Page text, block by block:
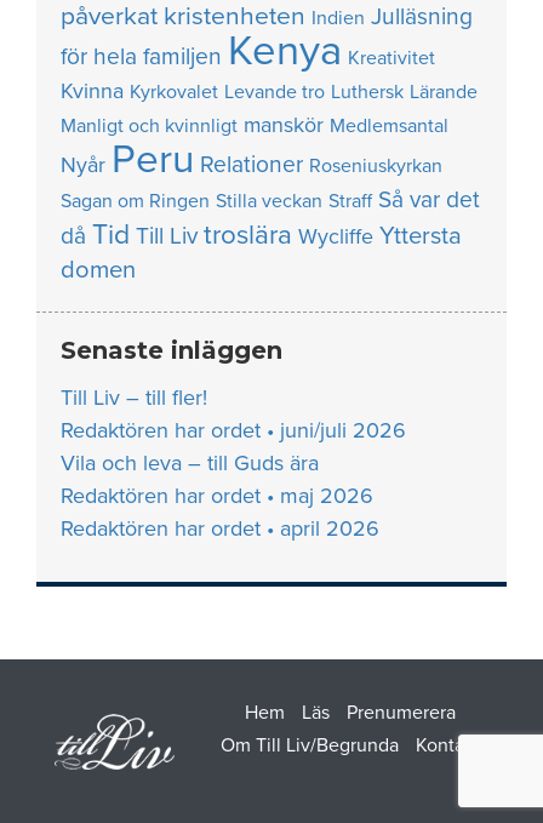
påverkat kristenheten Indien Julläsning
för hela familjen Kenya Kreativitet
Kvinna Kyrkovalet Levande tro Luthersk Lärande
Manligt och kvinnligt manskör Medlemsantal
Nyår Peru Relationer Roseniuskyrkan
Sagan om Ringen Stilla veckan Straff Så var det
då Tid Till Liv troslära Wycliffe Yttersta
domen
Senaste inläggen
Till Liv – till fler!
Redaktören har ordet • juni/juli 2026
Vila och leva – till Guds ära
Redaktören har ordet • maj 2026
Redaktören har ordet • april 2026
Hem Läs
Prenumerera
Om Till Liv/Begrunda
Kontakt